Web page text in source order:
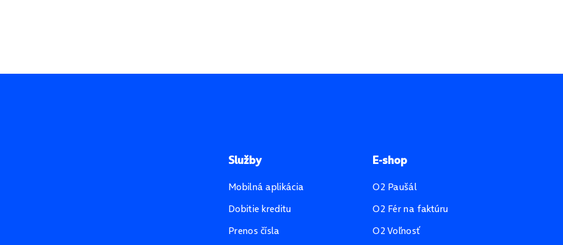
Služby
Mobilná aplikácia
Dobitie kreditu
Prenos čísla
E-shop
O2 Paušál
O2 Fér na faktúru
O2 Voľnosť